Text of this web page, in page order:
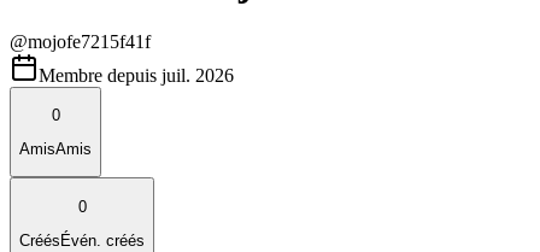
@mojofe7215f41f
Membre depuis juil. 2026
0
AmisAmis
0
Créés Évén. créés